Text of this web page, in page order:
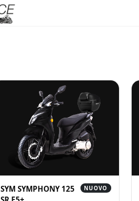
SYM SYMPHONY 125
NUOVO